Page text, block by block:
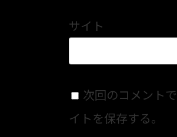
サイト
次回のコメント
イトを保存する。